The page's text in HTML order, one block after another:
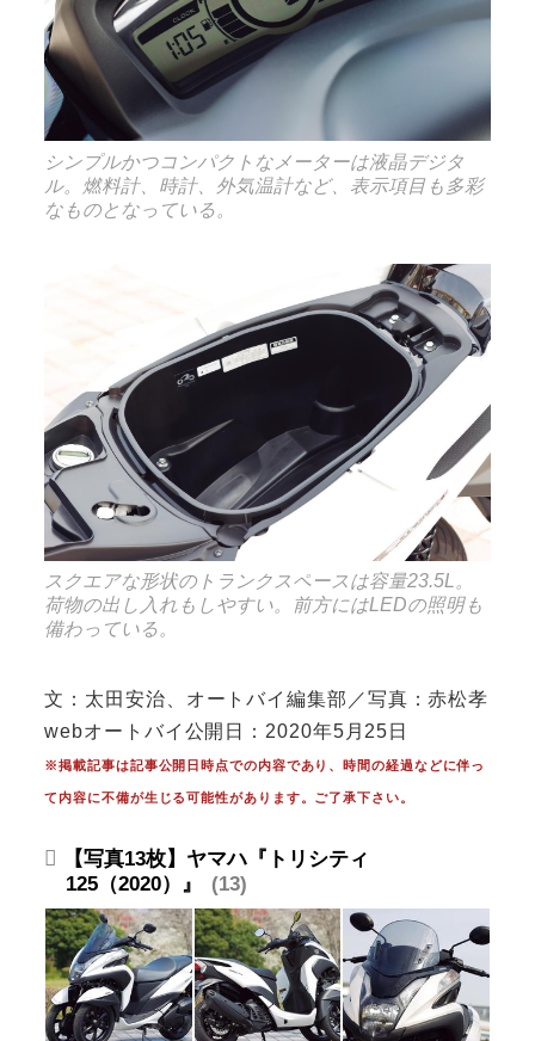
シンプルかつコンパクトなメーターは液晶デジタ
ル。燃料計、時計、外気温計など、表示項目も多彩
なものとなっている。
スクエアな形状のトランクスペースは容量23.5L。
荷物の出し入れもしやすい。前方にはLEDの照明も
備わっている。
文：太田安治、オートバイ編集部／写真：赤松孝
webオートバイ公開日：2020年5月25日
※掲載記事は記事公開日時点での内容であり、時間の経過などに伴っ
て内容に不備が生じる可能性があります。ご了承下さい。
【写真13枚】ヤマハ『トリシティ
125（2020）』
13